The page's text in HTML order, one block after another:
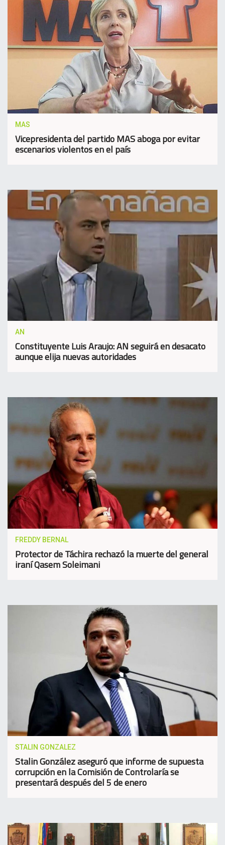
MAS
Vicepresidenta del partido MAS aboga por evitar
escenarios violentos en el país
AN
Constituyente Luis Araujo: AN seguirá en desacato
aunque elija nuevas autoridades
FREDDY BERNAL
Protector de Táchira rechazó la muerte del general
iraní Qasem Soleimani
STALIN GONZALEZ
Stalin González aseguró que informe de supuesta
corrupción en la Comisión de Controlaría se
presentará después del 5 de enero